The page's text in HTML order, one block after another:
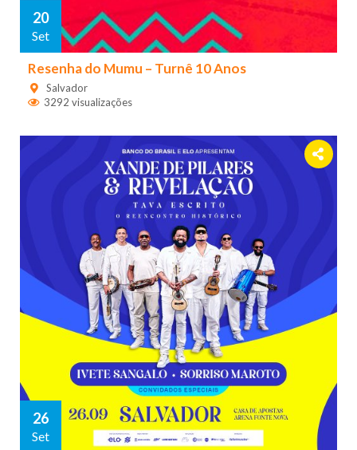
20
Set
Resenha do Mumu – Turnê 10 Anos
Salvador
3292 visualizações
26
Set